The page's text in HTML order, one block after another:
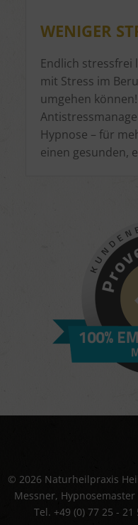
WENIGER
Endlich stressfrei
mit Stress im
umgehen
Hypnose – für
einen gesunden,
© 2026 Naturheilpraxis
Messner,
Tel. +49 (0) 77 25 - 21